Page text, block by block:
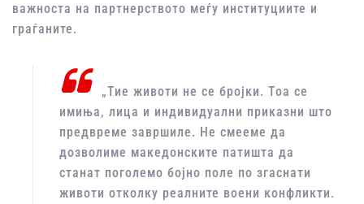
важноста на партнерството меѓу институциите и
граѓаните.
„Тие животи не се бројки. Тоа се
имиња, лица и индивидуални приказни што
предвреме завршиле. Не смееме да
дозволиме македонските патишта да
станат поголемо бојно поле по згаснати
животи отколку реалните воени конфликти.